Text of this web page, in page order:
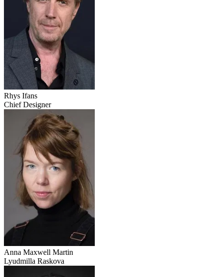
Rhys Ifans
Chief Designer
Anna Maxwell Martin
Lyudmilla Raskova